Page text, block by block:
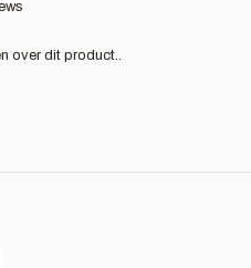
over dit product..